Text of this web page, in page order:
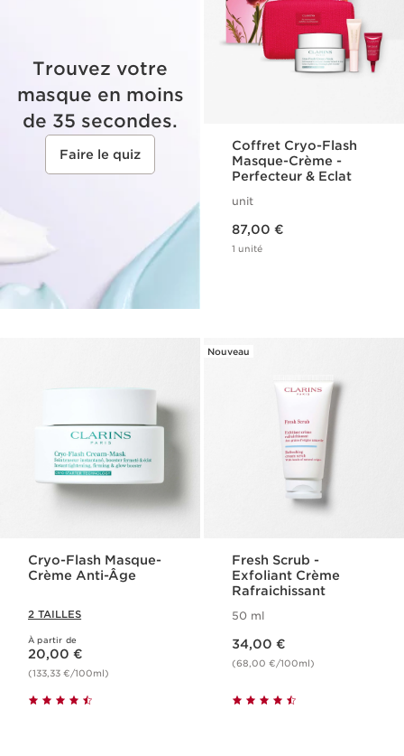
Trouvez votre
masque en moins
de 35 secondes.
Faire le quiz
Coffret Cryo-Flash
Masque-Crème -
Perfecteur & Eclat
unit
87,00 €
1 unité
Cryo-Flash Masque-
Crème Anti-Âge
2 TAILLES
À partir de
Nouveau prix 20,00 €
20,00 €
(133,33 €/100ml)
Nouveau
Fresh Scrub -
Exfoliant Crème
Rafraichissant
50 ml
34,00 €
(68,00 €/100ml)